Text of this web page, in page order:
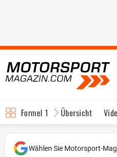
Formel 1 Übersicht
Fahrer &
Wählen Sie Motorsport-